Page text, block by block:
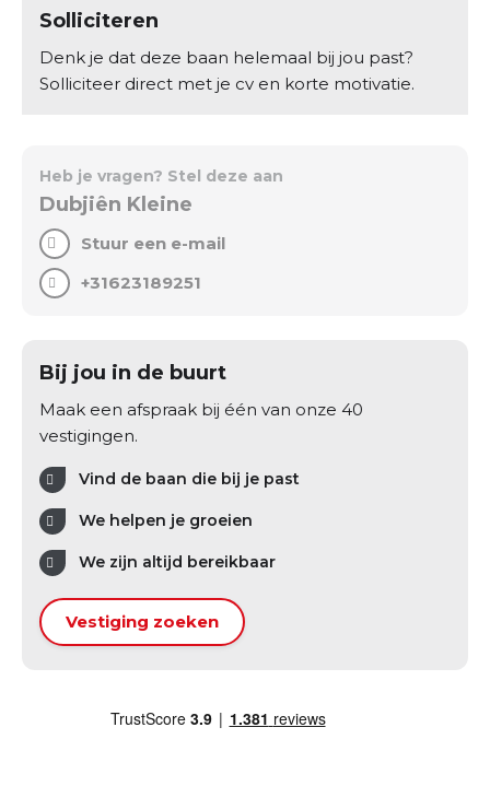
Solliciteren
Denk je dat deze baan helemaal bij jou past?
Solliciteer direct met je cv en korte motivatie.
Heb je vragen? Stel deze aan
Dubjiên Kleine
Stuur een e-mail
+31623189251
Bij jou in de buurt
Maak een afspraak bij één van onze 40
vestigingen.
Vind de baan die bij je past
We helpen je groeien
We zijn altijd bereikbaar
Vestiging zoeken